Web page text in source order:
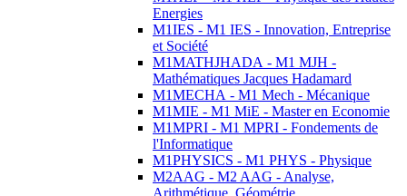
Energies
M1IES - M1 IES - Innovation, Entreprise
et Société
M1MATHJHADA - M1 MJH -
Mathématiques Jacques Hadamard
M1MECHA - M1 Mech - Mécanique
M1MIE - M1 MiE - Master en Economie
M1MPRI - M1 MPRI - Fondements de
l'Informatique
M1PHYSICS - M1 PHYS - Physique
M2AAG - M2 AAG - Analyse,
Arithmétique, Géométrie